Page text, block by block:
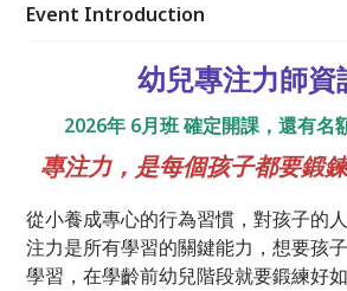
Event Introduction
幼兒專注力師資
2026年 6月班 確定開課，還有名
專注力，是每個孩子都要鍛
從小養成專心的行為習慣，對孩子的
注力是所有學習的關鍵能力，想要孩
學習，在學齡前幼兒階段就要鍛練好如